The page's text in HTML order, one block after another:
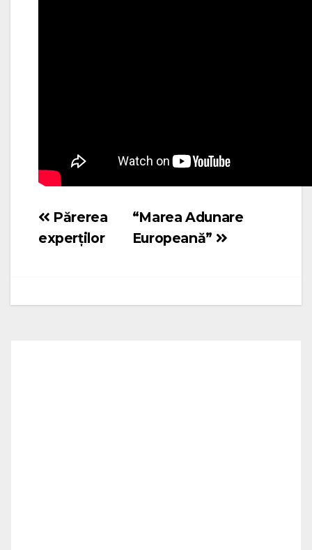
Navigare
în
“Marea Adunare
Europeană”
Părerea
experților